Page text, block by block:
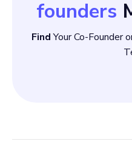
founders
FindYour Co-Founder